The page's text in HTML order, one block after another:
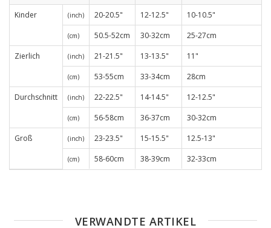
Kinder (inch) 20-20.5" 12-12.5" 10-10.5"
(cm) 50.5-52cm 30-32cm
25-27cm
Zierlich
(inch) 21-21.5" 13-13.5" 11"
(cm) 53-55cm 33-34cm
28cm
Durchschnitt
(inch) 22-22.5" 14-14.5" 12-12.5"
(cm) 56-58cm 36-37cm
30-32cm
Groß
(inch) 23-23.5" 15-15.5" 12.5-13"
(cm) 58-60cm 38-39cm 32-33cm
VERWANDTE ARTIKEL